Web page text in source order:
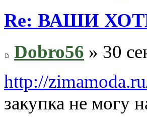
Re: ВАШИ
Dobro56 » 30
http://
закупка не могу